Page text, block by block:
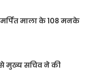
माला के 108 मनके
मुख्य सचिव ने की